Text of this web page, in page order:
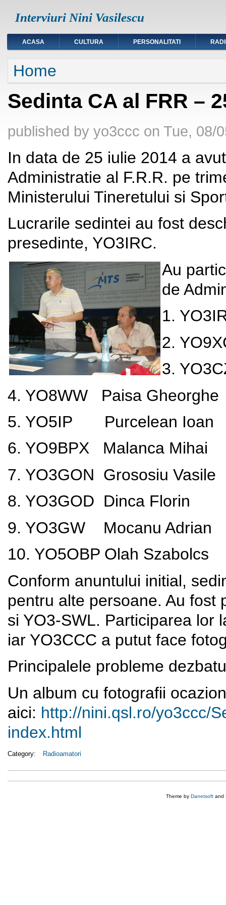
Interviuri Nini Vasilescu
ACASA CULTURA PERSONALITATI
You are here
Home
Sedinta CA al FRR –
published by yo3ccc on Tue, 08/
In data de 25 iulie 2014 a
Administratie al F.R.R. pe
Ministerului Tineretului si
Lucrarile sedintei au fost
presedinte, YO3IRC.
Au
de
1.
2.
3.
4. YO8WW
Paisa Gheorghe
5. YO5IP
Purcelean Ioan
6. YO9BPX
Malanca Mihai
7. YO3GON Grososiu Vasile
8. YO3GOD Dinca Florin
9. YO3GW
Mocanu Adrian
10. YO5OBP Olah Szabolcs
Conform anuntului initial,
pentru alte persoane. Au fost
si YO3-SWL. Participarea lor
iar YO3CCC a putut face
Principalele probleme
Un album cu fotografii
aici: http://nini.qsl.ro/yo3ccc/
index.html
Category: Radioamatori
Theme by Danetsoft and